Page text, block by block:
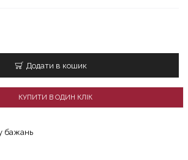
Додати в кошик
КУПИТИ В ОДИН КЛІК
бажань